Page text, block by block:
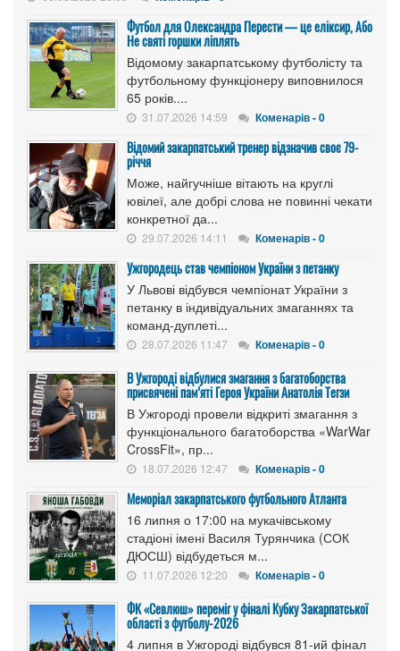
Футбол для Олександра Перести — це еліксир, Або
Не святі горшки ліплять
Відомому закарпатському футболісту та
футбольному функціонеру виповнилося
65 років....
31.07.2026 14:59 Коменарів - 0
Відомий закарпатський тренер відзначив своє 79-
річчя
Може, найгучніше вітають на круглі
ювілеї, але добрі слова не повинні чекати
конкретної да...
29.07.2026 14:11 Коменарів - 0
Ужгородець став чемпіоном України з петанку
У Львові відбувся чемпіонат України з
петанку в індивідуальних змаганнях та
команд-дуплеті...
28.07.2026 11:47 Коменарів - 0
В Ужгороді відбулися змагання з багатоборства
присвячені пам’яті Героя України Анатолія Тегзи
В Ужгороді провели відкриті змагання з
функціонального багатоборства «WarWar
CrossFit», пр...
18.07.2026 12:47 Коменарів - 0
Меморіал закарпатського футбольного Атланта
16 липня о 17:00 на мукачівському
стадіоні імені Василя Турянчика (СОК
ДЮСШ) відбудеться м...
11.07.2026 12:20 Коменарів - 0
ФК «Севлюш» переміг у фіналі Кубку Закарпатської
області з футболу-2026
4 липня в Ужгороді відбувся 81-ий фінал